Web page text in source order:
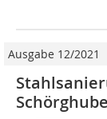
Ausgabe 12/2021